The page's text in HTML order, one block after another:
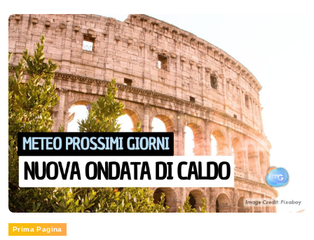
Prima Pagina